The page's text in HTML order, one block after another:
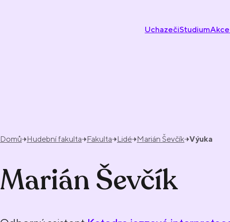
UchazečiStudium
Domů Hudební fakulta Fakulta Lidé Marián Ševčík Výuka
Marián Ševčík